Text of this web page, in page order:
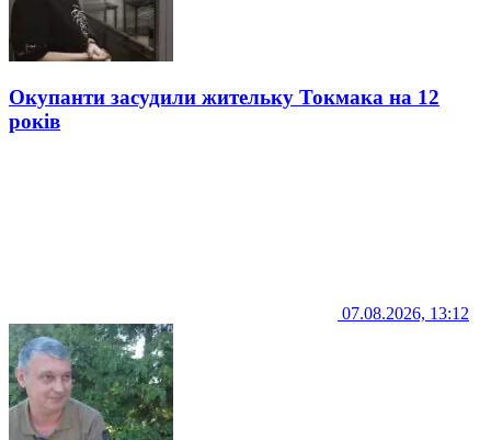
Окупанти засудили жительку Токмака на 12
років
07.08.2026, 13:12